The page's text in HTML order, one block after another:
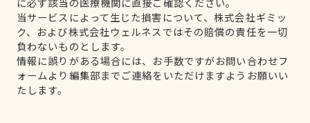
当サービスによって生じた損害について、株式会社ギミッ
ク、および株式会社ウェルネスではその賠償の責任を一切
負わないものとします。
情報に誤りがある場合には、お手数ですがお問い合わせフ
ォームより編集部までご連絡をいただけますようお願いい
たします。